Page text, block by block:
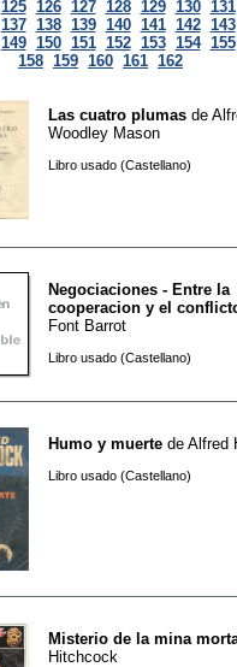
125 126 127 128 129 130 131
137 138 139 140 141 142 143
149 150 151 152 153 154 155
158 159 160 161 162
Las cuatro plumas de
Woodley Mason
Libro usado (Castellano)
Negociaciones - Entre la
cooperacion y el
Font Barrot
Libro usado (Castellano)
Humo y muerte de Alfred
Libro usado (Castellano)
Misterio de la mina
Hitchcock